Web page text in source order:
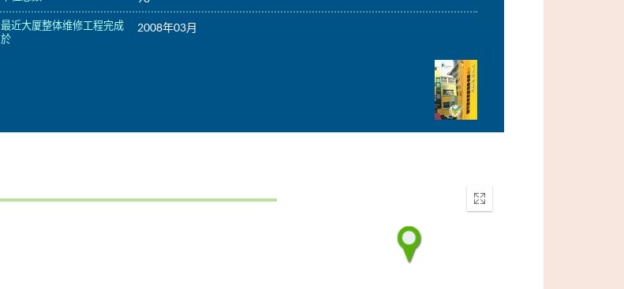
最近大厦整体维修工程完成
於
2008年03月
Enter
fullscreen